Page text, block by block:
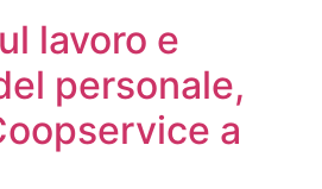
lavoro e
personale,
a